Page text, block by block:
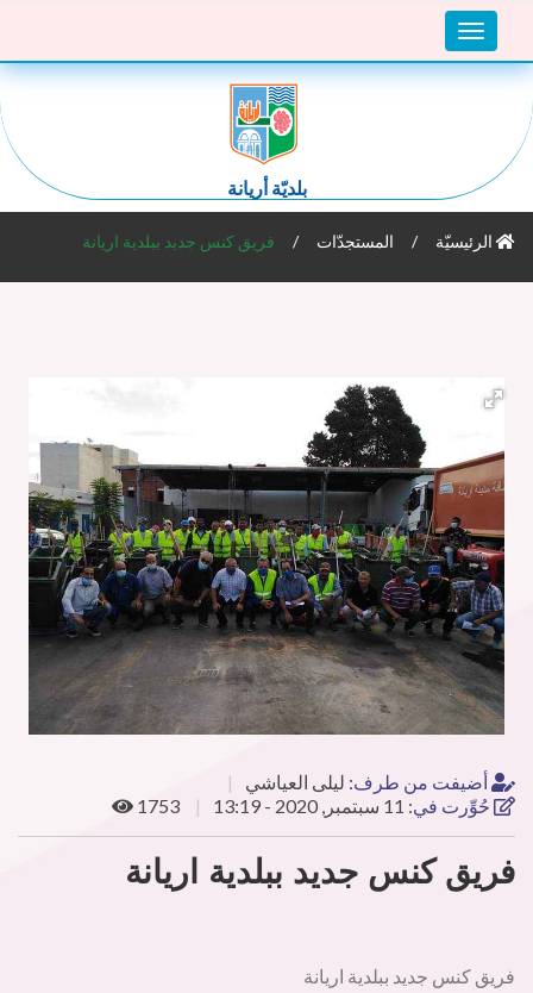
Toggle
navigation
بلديّة أريانة
الرئيسيّة المستجدّات فريق كنس جديد ببلدية اريانة
أضيفت من طرف: ليلى العياشي
حُوِّرت في: 11 سبتمبر, 2020 - 13:19 1753
فريق كنس جديد ببلدية اريانة
فريق كنس جديد ببلدية اريانة